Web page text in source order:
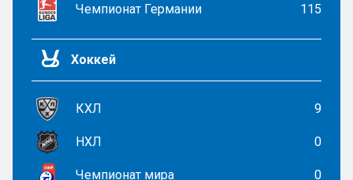
Чемпионат Германии 115
Хоккей
КХЛ 9
НХЛ 0
Чемпионат мира 0